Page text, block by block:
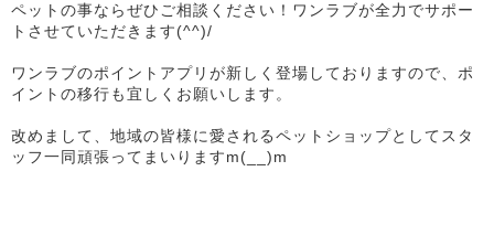
ペットの事ならぜひご相談ください！ワンラブが全力でサポー
トさせていただきます(^^)/
ワンラブのポイントアプリが新しく登場しておりますので、ポ
イントの移行も宜しくお願いします。
改めまして、地域の皆様に愛されるペットショップとしてスタ
ッフ一同頑張ってまいりますm(__)m